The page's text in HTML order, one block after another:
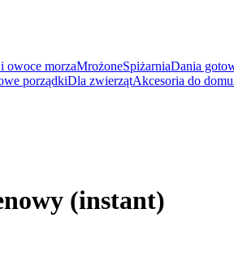
owoce morzaMrożoneSpiżarniaDania
porządkiDla zwierzątAkcesoria do domu
(instant)